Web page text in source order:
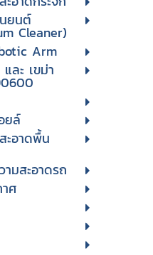
ยนต์
Cleaner)
Arm
ละ เขม่า
ยล์
ะอาดพื้น
มสะอาดรถ
ศ